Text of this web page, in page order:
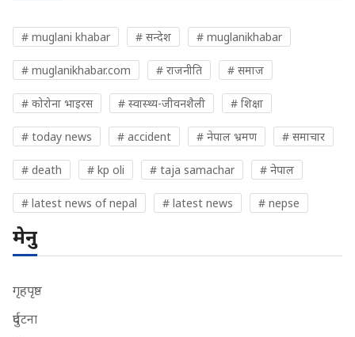
# muglani khabar # सन्देश # muglanikhabar
# muglanikhabar.com # राजनीति # समाज
# कोरोना भाइरस # स्वास्थ्य-जीवनशैली # शिक्षा
# today news # accident # नेपाल भ्रमण # समाचार
# death # kp oli # taja samachar # नेपाल
# latest news of nepal # latest news # nepse
मेनु
गृहपृष्ठ
दुर्घटना